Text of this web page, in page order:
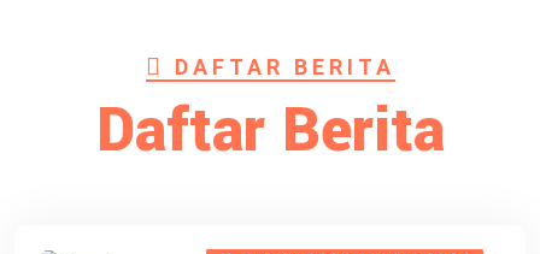
DAFTAR BERITA
Daftar Berita